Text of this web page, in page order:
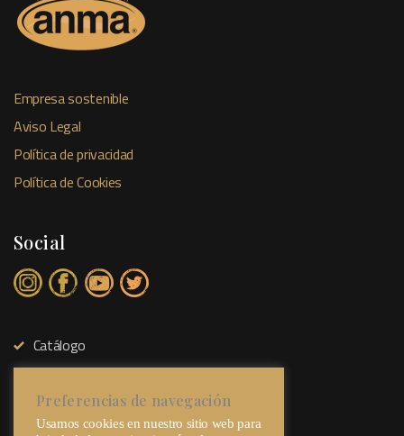
Empresa sostenible
Aviso Legal
Política de privacidad
Política de Cookies
Social
Catálogo
Tienda Física
Sobre Nosotros
Contacto
Preferencias de navegación
Usamos cookies en nuestro sitio web para